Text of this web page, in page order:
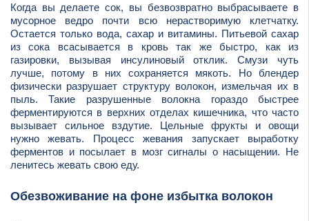
Когда вы делаете сок, вы безвозвратно выбрасываете в
мусорное ведро почти всю нерастворимую клетчатку.
Остается только вода, сахар и витамины. Питьевой сахар
из сока всасывается в кровь так же быстро, как из
газировки, вызывая инсулиновый отклик. Смузи чуть
лучше, потому в них сохраняется мякоть. Но блендер
физически разрушает структуру волокон, измельчая их в
пыль. Такие разрушенные волокна гораздо быстрее
ферментируются в верхних отделах кишечника, что часто
вызывает сильное вздутие. Цельные фрукты и овощи
нужно жевать. Процесс жевания запускает выработку
ферментов и посылает в мозг сигналы о насыщении. Не
ленитесь жевать свою еду.
Обезвоживание на фоне избытка волокон